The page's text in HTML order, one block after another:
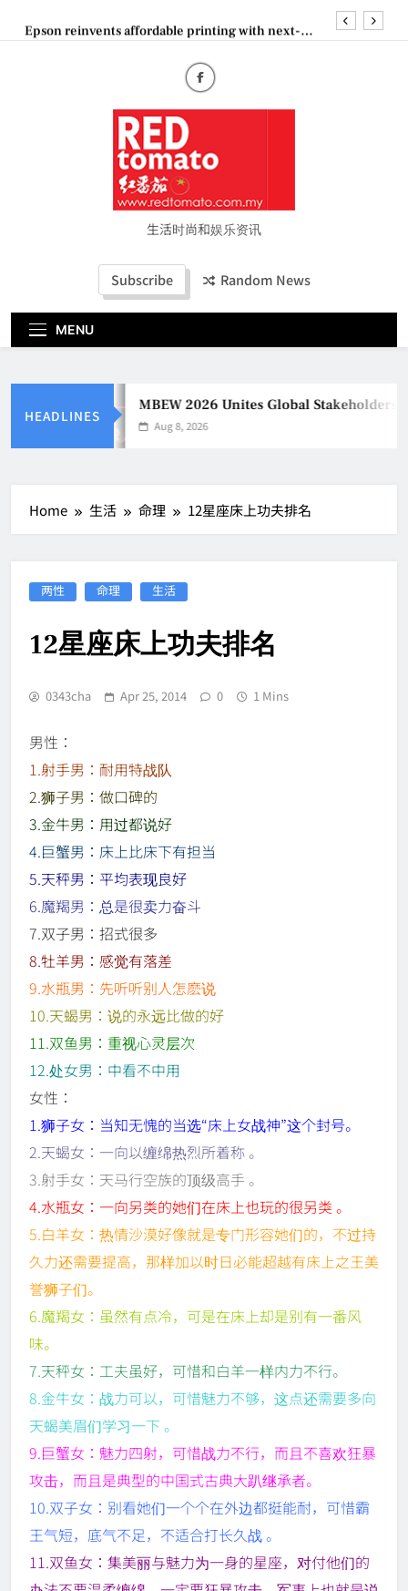
generation EcoTank Series
MBEW 2026 Unites Global Stakeholders to Shape
the Future of Business Events
Vietjet Thailand Gears Up for Kuala Lumpur–
Bangkok Service Launch on9 October
Epson reinvents affordable printing with next-
generation EcoTank Series
Couture Fashion Week Malaysia 2026– Press
生活时尚和娱乐资讯
Subscribe Random News
MENU
HEADLINES
MBEW 2026 Unites Global Stakeholders
Aug 8, 2026
Home 生活 命理 12星座床上功夫排名
两性 命理 生活
12星座床上功夫排名
0343cha Apr 25, 2014 0 1 Mins
男性：
1.射手男：耐用特战队
2.狮子男：做口碑的
3.金牛男：用过都说好
4.巨蟹男：床上比床下有担当
5.天秤男：平均表现良好
6.魔羯男：总是很卖力奋斗
7.双子男：招式很多
8.牡羊男：感觉有落差
9.水瓶男：先听听别人怎麽说
10.天蝎男：说的永远比做的好
11.双鱼男：重视心灵层次
12.处女男：中看不中用
女性：
1.狮子女：当知无愧的当选“床上女战神”这个封号。
2.天蝎女：一向以缠绵热烈所着称 。
3.射手女：天马行空族的顶级高手 。
4.水瓶女：一向另类的她们在床上也玩的很另类 。
5.白羊女：热情沙漠好像就是专门形容她们的，不过持
久力还需要提高，那样加以时日必能超越有床上之王美
誉狮子们。
6.魔羯女：虽然有点冷，可是在床上却是别有一番风
味。
7.天秤女：工夫虽好，可惜和白羊一样内力不行。
8.金牛女：战力可以，可惜魅力不够，这点还需要多向
天蝎美眉们学习一下 。
9.巨蟹女：魅力四射，可惜战力不行，而且不喜欢狂暴
攻击，而且是典型的中国式古典大趴继承者。
10.双子女：别看她们一个个在外边都挺能耐，可惜霸
王气短，底气不足，不适合打长久战 。
11.双鱼女：集美丽与魅力为一身的星座，对付他们的